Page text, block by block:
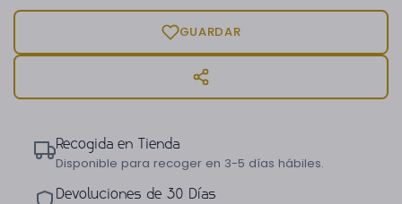
GUARDAR
Recogida en Tienda
Disponible para recoger en 3-5 días hábiles.
Devoluciones de 30 Días